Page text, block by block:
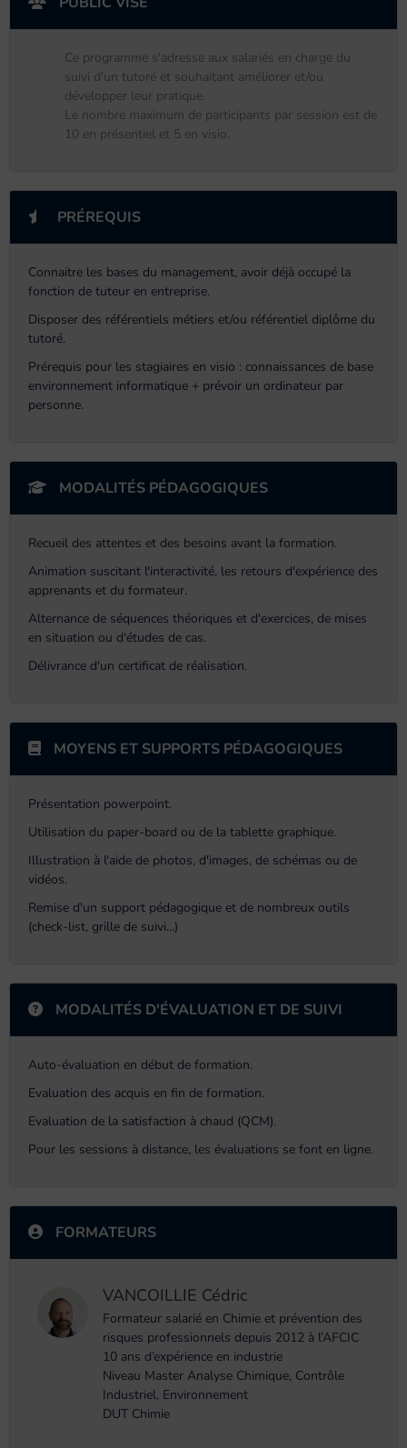
Ce programme s'adresse aux salariés en charge du
suivi d'un tutoré et souhaitant améliorer et/ou
développer leur pratique.
Le nombre maximum de participants par session est de
10 en présentiel et 5 en visio.
PRÉREQUIS
Connaitre les bases du management, avoir déjà occupé la
fonction de tuteur en entreprise.
Disposer des référentiels métiers et/ou référentiel diplôme du
tutoré.
Prérequis pour les stagiaires en visio : connaissances de base
environnement informatique + prévoir un ordinateur par
personne.
MODALITÉS PÉDAGOGIQUES
Recueil des attentes et des besoins avant la formation.
Animation suscitant l'interactivité, les retours d'expérience des
apprenants et du formateur.
Alternance de séquences théoriques et d'exercices, de mises
en situation ou d'études de cas.
Délivrance d'un certificat de réalisation.
MOYENS ET SUPPORTS PÉDAGOGIQUES
Présentation powerpoint.
Utilisation du paper-board ou de la tablette graphique.
Illustration à l'aide de photos, d'images, de schémas ou de
vidéos.
Remise d'un support pédagogique et de nombreux outils
(check-list, grille de suivi...)
MODALITÉS D'ÉVALUATION ET DE SUIVI
Auto-évaluation en début de formation.
Evaluation des acquis en fin de formation.
Evaluation de la satisfaction à chaud (QCM).
Pour les sessions à distance, les évaluations se font en ligne.
FORMATEURS
VANCOILLIE Cédric
Formateur salarié en Chimie et prévention des
risques professionnels depuis 2012 à l’AFCIC
10 ans d’expérience en industrie
Niveau Master Analyse Chimique, Contrôle
Industriel, Environnement
DUT Chimie